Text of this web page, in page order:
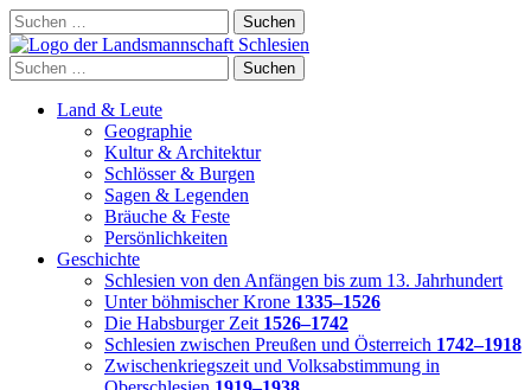
Skip
to
content
Suchen
nach:
Suchen
nach:
Land & Leute
Geographie
Kultur & Architektur
Schlösser & Burgen
Sagen & Legenden
Bräuche & Feste
Persönlichkeiten
Geschichte
Schlesien von den Anfängen bis zum 13. Jahrhundert
Unter böhmischer Krone 1335–1526
Die Habsburger Zeit 1526–1742
Schlesien zwischen Preußen und Österreich 1742–1918
Zwischenkriegszeit und Volksabstimmung in